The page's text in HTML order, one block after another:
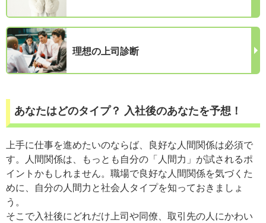
理想の上司診断
あなたはどのタイプ？ 入社後のあなたを予想！
上手に仕事を進めたいのならば、良好な人間関係は必須で
す。人間関係は、もっとも自分の「人間力」が試されるポ
イントかもしれません。職場で良好な人間関係を気づくた
めに、自分の人間力と社会人タイプを知っておきましょ
う。
そこで入社後にどれだけ上司や同僚、取引先の人にかわい